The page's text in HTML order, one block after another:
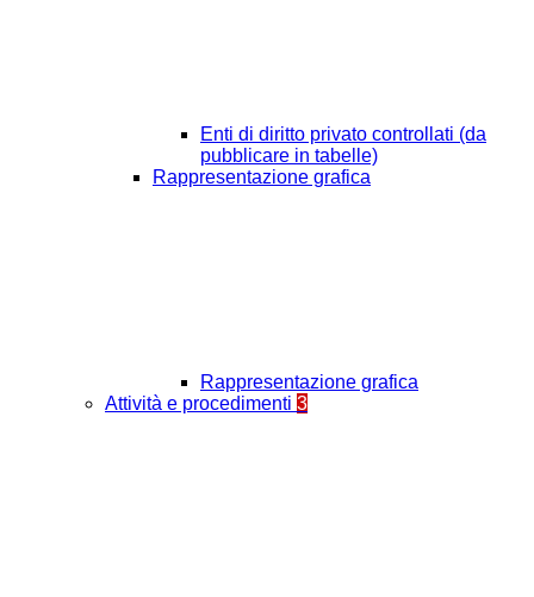
Enti di diritto privato controllati (da
pubblicare in tabelle)
Rappresentazione grafica
Rappresentazione grafica
Attività e procedimenti 3